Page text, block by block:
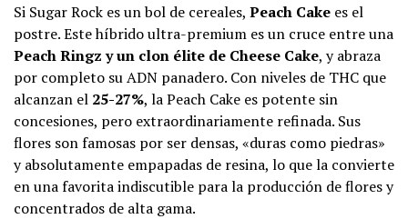
Si Sugar Rock es un bol de cereales, Peach Cake es el
postre. Este híbrido ultra-premium es un cruce entre una
Peach Ringz y un clon élite de Cheese Cake, y abraza
por completo su ADN panadero. Con niveles de THC que
alcanzan el 25-27%, la Peach Cake es potente sin
concesiones, pero extraordinariamente refinada. Sus
flores son famosas por ser densas, «duras como piedras»
y absolutamente empapadas de resina, lo que la convierte
en una favorita indiscutible para la producción de flores y
concentrados de alta gama.